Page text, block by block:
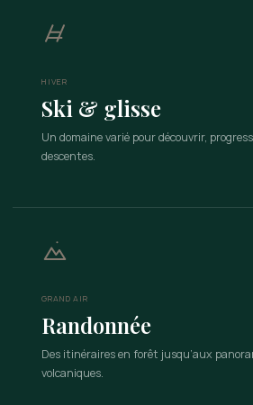
HIVER
Ski & glisse
Un domaine varié pour découvrir,
descentes.
GRAND AIR
Randonnée
Des itinéraires en forêt jusqu’aux
volcaniques.